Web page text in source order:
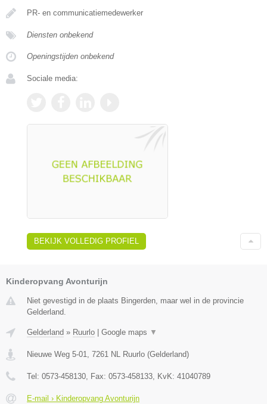
PR- en communicatiemedewerker
Diensten onbekend
Openingstijden onbekend
Sociale media:
BEKIJK VOLLEDIG PROFIEL
Kinderopvang Avonturijn
Niet gevestigd in de plaats Bingerden, maar wel in de provincie
Gelderland.
Gelderland » Ruurlo Google maps ▼
Nieuwe Weg 5-01 7261 NL Ruurlo (Gelderland)
Tel: 0573-458130 , Fax: 0573-458133 , KvK: 41040789
E-mail › Kinderopvang Avonturijn